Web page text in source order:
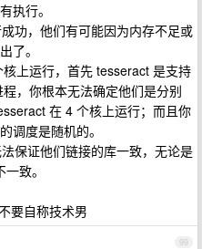
执行。
功，他们有可能因为内存不足或
了。
上运行，首先 tesseract 是支持
，你根本无法确定他们是分别
在 4 个核上运行；而且你
调度是随机的。
保证他们链接的库一致，无论是
致。
要自称技术男
99